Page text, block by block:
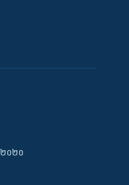
ាំ២០២០